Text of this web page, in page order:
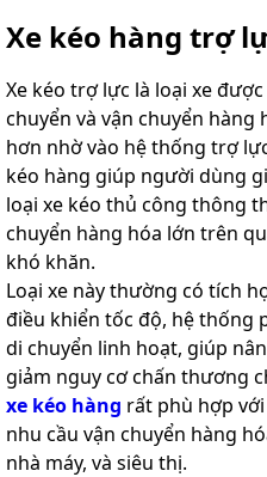
Xe kéo hàng trợ
Xe kéo trợ lực là loại xe
chuyển và vận chuyển hàng
hơn nhờ vào hệ thống trợ
kéo hàng giúp người dùng
loại xe kéo thủ công thông
chuyển hàng hóa lớn trên
khó khăn.
Loại xe này thường có tích
điều khiển tốc độ, hệ thống
di chuyển linh hoạt, giúp
giảm nguy cơ chấn thương
xe kéo hàng rất phù hợp
nhu cầu vận chuyển hàng
nhà máy, và siêu thị.